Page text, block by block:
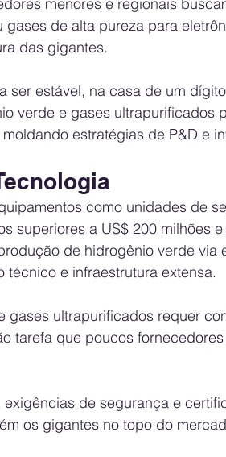
de alta pureza para
das gigantes.
ser estável, na casa de um
verde e gases ultrapurificados
estratégias de P&D e
como unidades de
superiores a US$ 200 milhões
de hidrogênio verde via
e infraestrutura extensa.
gases ultrapurificados requer
tarefa que poucos
de segurança e
os gigantes no topo do